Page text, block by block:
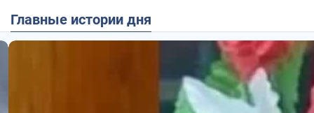
Главные истории дня